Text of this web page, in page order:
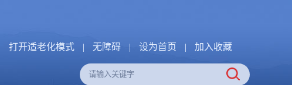
打开适老化模式 | 无障碍 | 设为首页 | 加入收藏